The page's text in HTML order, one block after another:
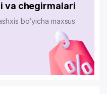
va chegirmalari
bo‘yicha maxsus